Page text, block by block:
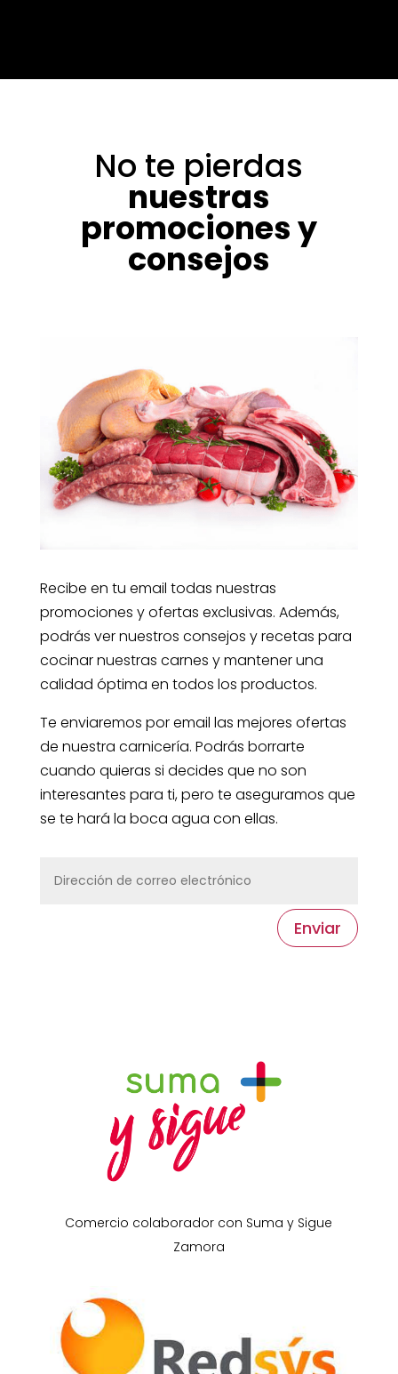
No te pierdas
nuestras
promociones y
consejos
Recibe en tu email todas nuestras
promociones y ofertas exclusivas. Además,
podrás ver nuestros consejos y recetas para
cocinar nuestras carnes y mantener una
calidad óptima en todos los productos.
Te enviaremos por email las mejores ofertas
de nuestra carnicería. Podrás borrarte
cuando quieras si decides que no son
interesantes para ti, pero te aseguramos que
se te hará la boca agua con ellas.
Enviar
Comercio colaborador con Suma y Sigue
Zamora